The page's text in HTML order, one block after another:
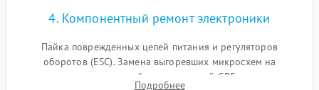
4. Компонентный ремонт электроники
Пайка поврежденных цепей питания и регуляторов
оборотов (ESC). Замена выгоревших микросхем на
материнской плате, модулей GPS
Подробнее